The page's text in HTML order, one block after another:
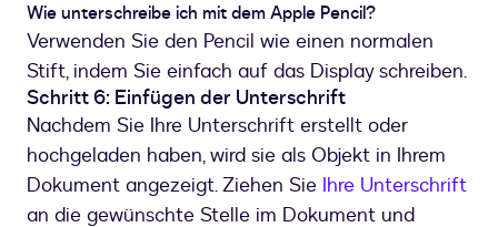
Wie unterschreibe ich mit dem Apple Pencil?
Verwenden Sie den Pencil wie einen normalen
Stift, indem Sie einfach auf das Display schreiben.
Schritt 6: Einfügen der Unterschrift
Nachdem Sie Ihre Unterschrift erstellt oder
hochgeladen haben, wird sie als Objekt in Ihrem
Dokument angezeigt. Ziehen Sie Ihre Unterschrift
an die gewünschte Stelle im Dokument und